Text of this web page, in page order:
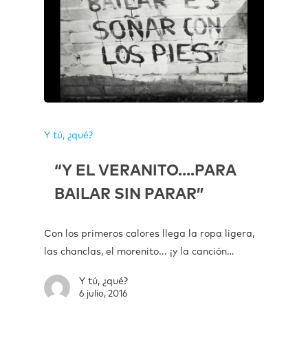
Y tú, ¿qué?
“Y EL VERANITO….PARA
BAILAR SIN PARAR”
Con los primeros calores llega la ropa ligera,
las chanclas, el morenito... ¡y la canción…
Y tú, ¿qué?
6 julio, 2016